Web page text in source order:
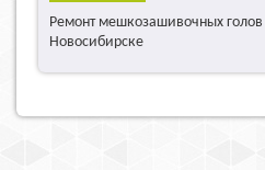
Ремонт мешкозашивочных
Новосибирске